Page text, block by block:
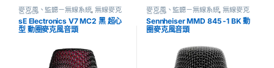
麥克風、監聽－無線系統,無線麥克
風音頭
sE Electronics V7 MC2 黑 超心
型 動圈麥克風音頭
麥克風、監聽－無線系統,無線麥克
風音頭
Sennheiser MMD 845 -1 BK 動
圈麥克風音頭